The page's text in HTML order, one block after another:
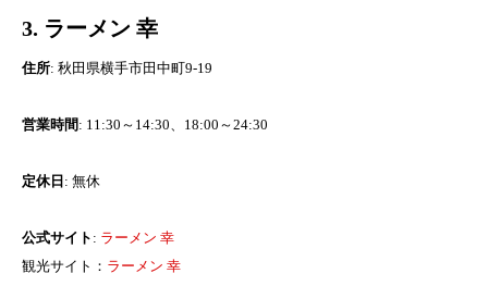
3. ラーメン 幸
住所: 秋田県横手市田中町9-19
営業時間: 11:30～14:30、18:00～24:30
定休日: 無休
公式サイト : ラーメン 幸
観光サイト： ラーメン 幸